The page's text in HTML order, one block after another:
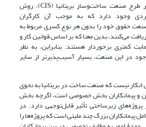
بازگشتند. مضافاً، در طرح صنعت ساخت‌وساز بریتانیا (CIS)، روش
وجود دارد که به موجب آن کارگران
حقوق خود را بدون هر نوع کسری مربوط به
می‌‌‌کنند، بدین معنا که بر اساس قوانین کار و
کمتری برخوردار هستند. بنابراین، به نظر
در این صنعت، بسیار آسیب‌پذیرتر از سایر
انکار نیست که صنعت ساخت در بریتانیا به نحوی
و پیمانکاران بخش خصوصی است، اگرچه بخش
پروژه‌‌‌های زیرساختی تأثیر قابل‌توجهی دارد. در
پیمانکاران بزرگ چند ملیتی است که پروژه‌ها را